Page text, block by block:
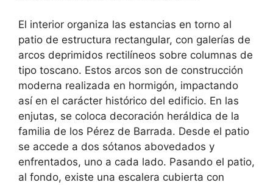
El interior organiza las estancias en torno al
patio de estructura rectangular, con galerías de
arcos deprimidos rectilíneos sobre columnas de
tipo toscano. Estos arcos son de construcción
moderna realizada en hormigón, impactando
así en el carácter histórico del edificio. En las
enjutas, se coloca decoración heráldica de la
familia de los Pérez de Barrada. Desde el patio
se accede a dos sótanos abovedados y
enfrentados, uno a cada lado. Pasando el patio,
al fondo, existe una escalera cubierta con